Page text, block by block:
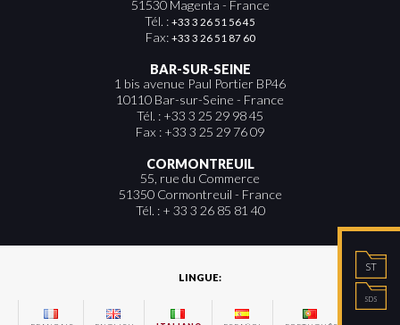
ST
SDS
51530 Magenta - France
Tél. : +33 3 26 51 56 45
Fax: +33 3 26 51 87 60
BAR-SUR-SEINE
1 bis avenue Paul Portier BP46
10110 Bar-sur-Seine - France
Tél. : +33 3 25 29 98 45
Fax : +33 3 25 29 76 09
CORMONTREUIL
55, rue du Commerce
51350 Cormontreuil - France
Tél. : + 33 3 26 85 81 40
LINGUE: